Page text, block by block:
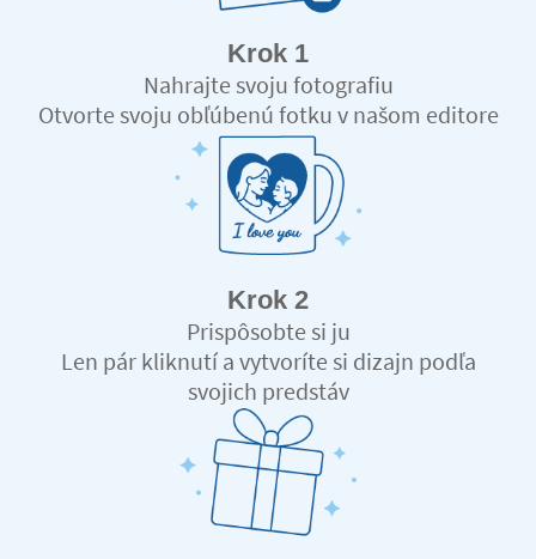
Krok 1
Nahrajte svoju fotografiu
Otvorte svoju obľúbenú fotku v našom editore
Krok 2
Prispôsobte si ju
Len pár kliknutí a vytvoríte si dizajn podľa
svojich predstáv